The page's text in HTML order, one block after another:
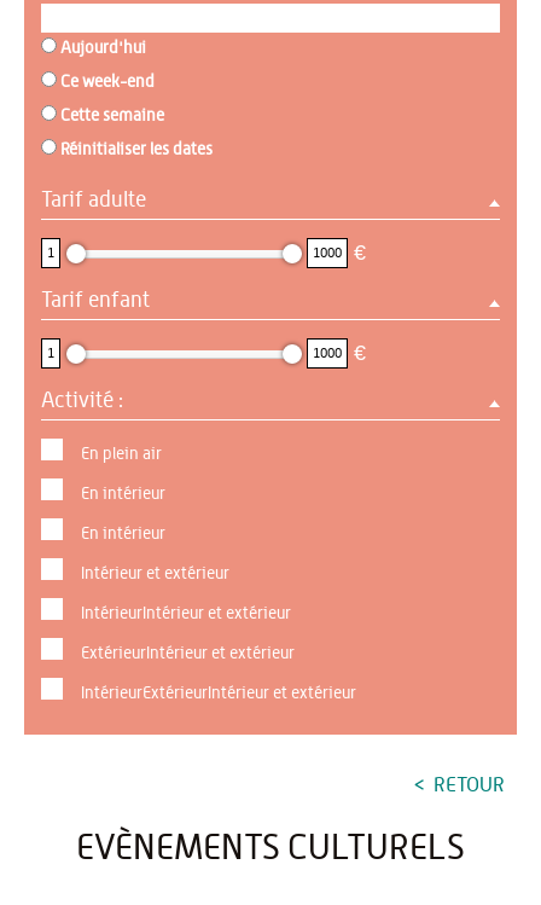
Aujourd'hui
Ce week-end
Cette semaine
Réinitialiser les dates
Tarif adulte
1 1000 €
Tarif enfant
1 1000 €
Activité :
En plein air
En intérieur
En intérieur
Intérieur et extérieur
IntérieurIntérieur et extérieur
ExtérieurIntérieur et extérieur
IntérieurExtérieurIntérieur et extérieur
RETOUR
EVÈNEMENTS CULTURELS